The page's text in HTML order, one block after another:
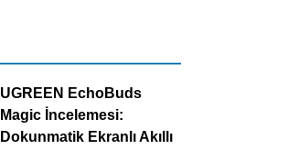
UGREEN EchoBuds
Magic İncelemesi:
Dokunmatik Ekranlı Akıllı